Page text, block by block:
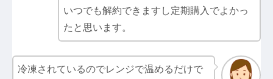
いつでも解約できますし定期購入でよかっ
たと思います。
冷凍されているのでレンジで温めるだけで